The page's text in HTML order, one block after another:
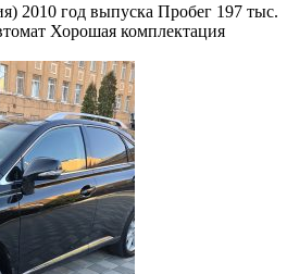
2010 год выпуска Пробег 197 тыс.
Хорошая комплектация